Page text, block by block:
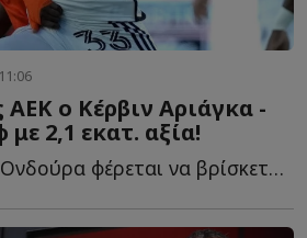
ΑΕΚ ο Κέρβιν Αριάγκα -
2,1 εκατ. αξία!
Ο μέσος από την Ονδούρα φέρεται να βρίσκεται στο στόχαστρο τ...